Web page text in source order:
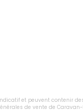
et peuvent contenir
de vente de Caravan-